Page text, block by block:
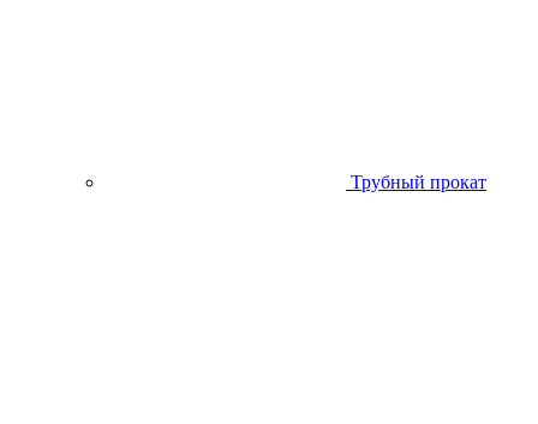
Трубный прокат